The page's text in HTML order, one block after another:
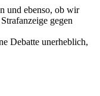
und ebenso, ob wir
gegen
Debatte unerheblich,